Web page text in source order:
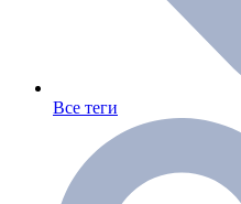
Все теги